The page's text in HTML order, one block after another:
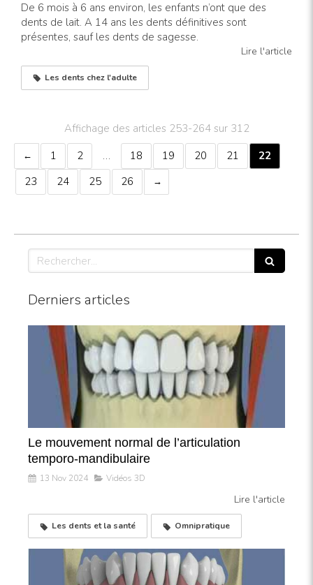
De 6 mois à 6 ans environ, les enfants n’ont que des
dents de lait. A 14 ans les dents définitives sont
présentes, sauf les dents de sagesse.
Lire l'article
Les dents chez l'adulte
Affichage des articles 253-264 sur 312
1
2 … 18 19 20 21
22
23
24 25 26
Rechercher
Derniers articles
Le mouvement normal de l’articulation
temporo-mandibulaire
13 Nov 2024 Vidéos 3D
Lire l'article
Les dents et la santé Omnipratique